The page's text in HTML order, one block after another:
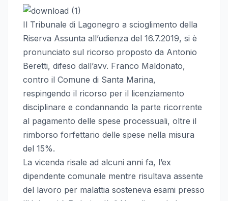
Il Tribunale di Lagonegro a scioglimento della
Riserva Assunta all’udienza del 16.7.2019, si è
pronunciato sul ricorso proposto da Antonio
Beretti, difeso dall’avv. Franco Maldonato,
contro il Comune di Santa Marina,
respingendo il ricorso per il licenziamento
disciplinare e condannando la parte ricorrente
al pagamento delle spese processuali, oltre il
rimborso forfettario delle spese nella misura
del 15%.
La vicenda risale ad alcuni anni fa, l’ex
dipendente comunale mentre risultava assente
del lavoro per malattia sosteneva esami presso